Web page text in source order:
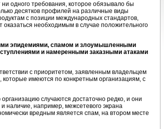
одного требования, которое обязывало бы
десятков профилей на различные виды
с позиции международных стандартов,
необходимым в случае положительного
эпидемиями, спамом и злоумышленными
и намеренными заказными атаками
с приоритетом, заявленным владельцем
имеются по конкретным организациям, с
случаются достаточно редко, и они
наличие, например, межсетевого экрана
вредным является спам, на втором месте